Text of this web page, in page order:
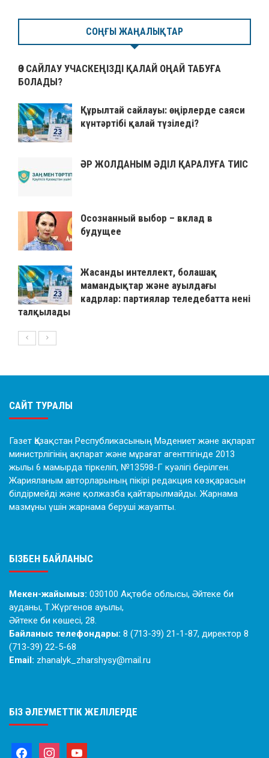
СОҢҒЫ ЖАҢАЛЫҚТАР
ӨЗ САЙЛАУ УЧАСКЕҢІЗДІ ҚАЛАЙ ОҢАЙ ТАБУҒА
БОЛАДЫ?
Құрылтай сайлауы: өңірлерде саяси
күнтәртібі қалай түзіледі?
ӘР ЖОЛДАНЫМ ӘДІЛ ҚАРАЛУҒА ТИІС
Осознанный выбор – вклад в
будущее
Жасанды интеллект, болашақ
мамандықтар және ауылдағы
кадрлар: партиялар теледебатта нені
талқылады
САЙТ ТУРАЛЫ
Газет Қазақстан Республикасының Мәдениет және ақпарат
министрлігінің ақпарат және мұрағат агенттігінде 2013
жылы 6 мамырда тіркеліп, №13598-Г куәлігі берілген.
Жарияланым авторларының пікірі редакция көзқарасын
білдірмейді және қолжазба қайтарылмайды. Жарнама
мазмұны үшін жарнама беруші жауапты.
БІЗБЕН БАЙЛАНЫС
Мекен-жайымыз: 030100 Ақтөбе облысы, Әйтеке би
ауданы, Т.Жүргенов ауылы,
Әйтеке би көшесі, 28.
Байланыс телефондары: 8 (713-39) 21-1-87, директор 8
(713-39) 22-5-68
Email: zhanalyk_zharshysy@mail.ru
БІЗ ӘЛЕУМЕТТІК ЖЕЛІЛЕРДЕ